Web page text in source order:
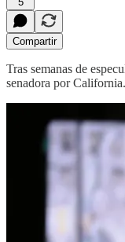
Compartir
Tras semanas de
senadora por California.